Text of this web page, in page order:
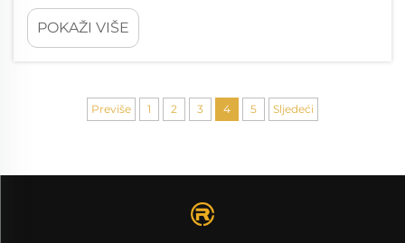
rešetke postale su vrlo popularne među
modernim vlasnicima kuća koji traže nešto
stilsko, a istovremeno praktično. One se u
postavljenih jedna pored druge...
POKAŽI VIŠE
Previše 1 2 3 4 5 Sljedeći